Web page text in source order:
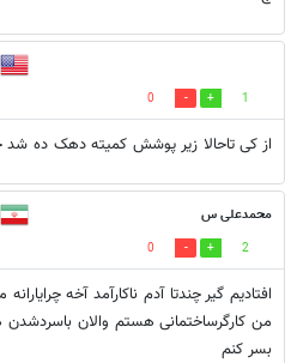
1
0
از کی تاحالا زیر پوشش کمیته دهک ده شد
محمدعلی س
2
0
افتادیم گیر چندتا آدم ناکارآمد آخه
من کارگرساختمانی هستم والان باسردشدن
بسر کنم